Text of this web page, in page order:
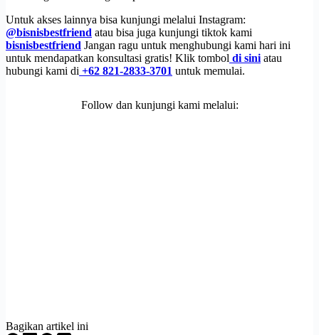
Untuk akses lainnya bisa kunjungi melalui Instagram:
@bisnisbestfriend atau bisa juga kunjungi tiktok kami
bisnisbestfriend Jangan ragu untuk menghubungi kami hari ini
untuk mendapatkan konsultasi gratis! Klik tombol di sini atau
hubungi kami di +62 821-2833-3701 untuk memulai.
Follow dan kunjungi kami melalui:
Bagikan artikel ini